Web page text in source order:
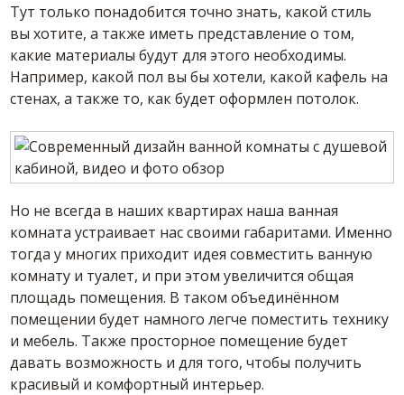
Тут только понадобится точно знать, какой стиль
вы хотите, а также иметь представление о том,
какие материалы будут для этого необходимы.
Например, какой пол вы бы хотели, какой кафель на
стенах, а также то, как будет оформлен потолок.
Но не всегда в наших квартирах наша ванная
комната устраивает нас своими габаритами. Именно
тогда у многих приходит идея совместить ванную
комнату и туалет, и при этом увеличится общая
площадь помещения. В таком объединённом
помещении будет намного легче поместить технику
и мебель. Также просторное помещение будет
давать возможность и для того, чтобы получить
красивый и комфортный интерьер.